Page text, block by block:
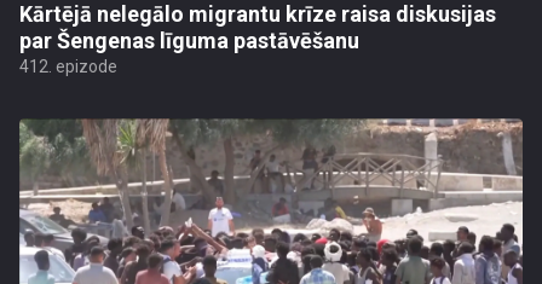
Kārtējā nelegālo migrantu krīze raisa diskusijas
par Šengenas līguma pastāvēšanu
412. epizode